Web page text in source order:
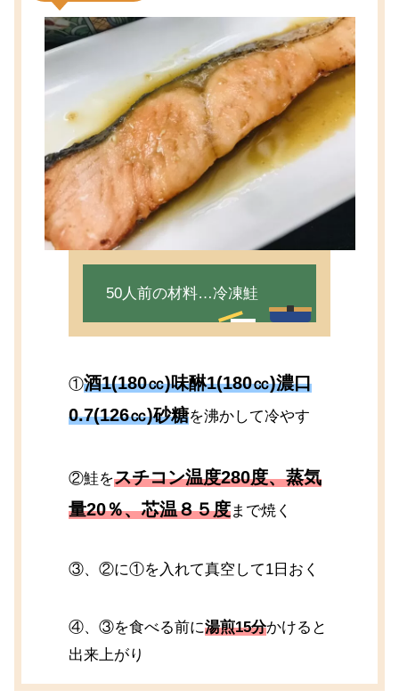
50人前の材料…冷凍鮭
①酒1(180㏄)味醂1(180㏄)濃口
0.7(126㏄)砂糖を沸かして冷やす
②鮭をスチコン温度280度、蒸気
量20％、芯温８５度まで焼く
③、②に①を入れて真空して1日おく
④、③を食べる前に湯煎15分かけると
出来上がり